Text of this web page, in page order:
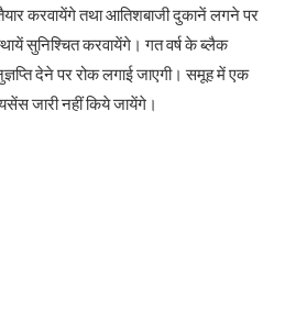
करवायेंगे तथा आतिशबाजी दुकानें लगने पर
सुनिश्चित करवायेंगे। गत वर्ष के ब्लैक
देने पर रोक लगाई जाएगी। समूह में एक
जारी नहीं किये जायेंगे।